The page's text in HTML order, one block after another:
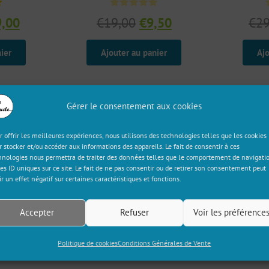
Gérer le consentement aux cookies
offrir les meilleures expériences, nous utilisons des technologies telles que les cookies
stocker et/ou accéder aux informations des appareils. Le fait de consentir à ces
nous permettra de traiter des données telles que le comportement de
ID uniques sur ce site. Le fait de ne pas consentir ou de retirer son consentement peut
un effet négatif sur certaines caractéristiques et fonctions.
Accepter Refuser Voir les préférences
Politique de cookiesConditions Générales de Vente
:
Le
prix
est :
€19,00 Le
prix
initial
était :
€9,50Le
prix
est :
Ajouter au panier
€